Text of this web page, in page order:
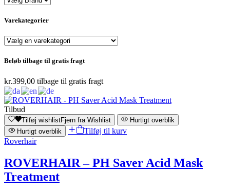
Varekategorier
Beløb tilbage til gratis fragt
kr.399,00 tilbage til gratis fragt
Tilbud
Tilføj wishlistFjern fra Wishlist
Hurtigt overblik
Hurtigt overblik
Tilføj til kurv
Roverhair
ROVERHAIR – PH Saver Acid Mask
Treatment